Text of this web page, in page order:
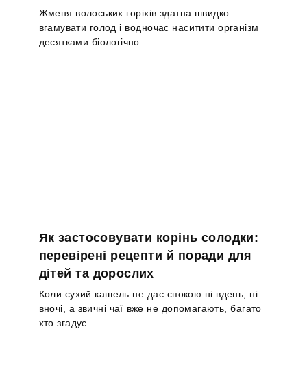
Жменя волоських горіхів здатна швидко
вгамувати голод і водночас наситити організм
десятками біологічно
Як застосовувати корінь солодки:
перевірені рецепти й поради для
дітей та дорослих
Коли сухий кашель не дає спокою ні вдень, ні
вночі, а звичні чаї вже не допомагають, багато
хто згадує